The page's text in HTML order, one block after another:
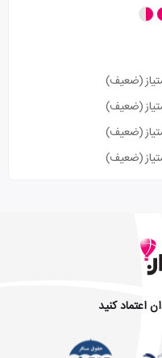
(ضعیف)
(ضعیف)
(ضعیف)
(ضعیف)
اعتماد کنید